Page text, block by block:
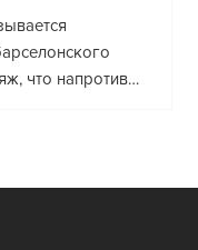
что напротив…